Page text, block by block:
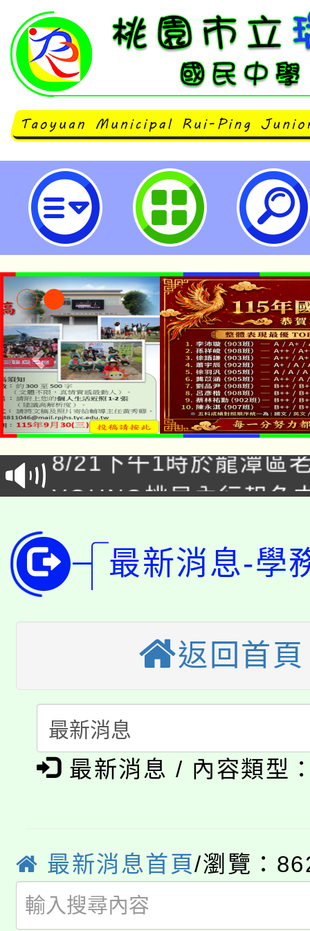
112年下半年度九價人類乳突病毒
影片及線上後測問卷-桃園市立瑞
「本色祭」8/29、30在
場熱烈登場!
8/21下午1時於龍潭區
徵才活動。
YOUNG桃局內行報名
開!
115年桃園市運動會8/
田徑場及游泳池舉行。
桃園市低收入戶享有免
半價優惠，詳情可洽有
者。
大園自造教育及科技中
份教師增能研習
大溪自造教育及科技
份教師研習
淨零綠生活教案入校路
會
115年食農教育專業人
程
「本色祭」8/29、30在
局官網。
8月14至27日，桃園電
開!
115年桃園市運動會8/
最新消息-學
返回首頁
最新消息 / 內容類型
最新消息首頁/瀏覽：